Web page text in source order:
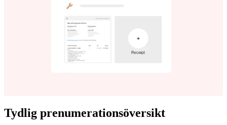
Tydlig prenumerationsöversikt